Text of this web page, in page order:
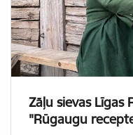
Zāļu sievas Līgas
"Rūgaugu